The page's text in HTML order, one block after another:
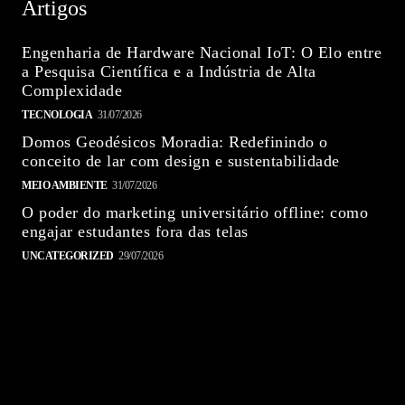
Artigos
Engenharia de Hardware Nacional IoT: O Elo entre
a Pesquisa Científica e a Indústria de Alta
Complexidade
TECNOLOGIA 31/07/2026
Domos Geodésicos Moradia: Redefinindo o
conceito de lar com design e sustentabilidade
MEIO AMBIENTE 31/07/2026
O poder do marketing universitário offline: como
engajar estudantes fora das telas
UNCATEGORIZED 29/07/2026